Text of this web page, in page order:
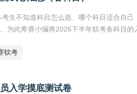
生不知道科目怎么选、哪个科目适合自
为此希赛小编将2026下半年软考各科目的
软考
入学摸底测试卷